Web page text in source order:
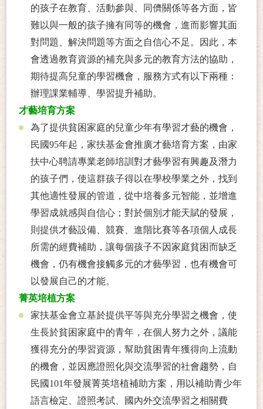
的孩子在教育、活動參與、同儕關係等各方面，皆
難以與一般的孩子擁有同等的機會，進而影響其面
對問題、解決問題等方面之自信心不足。因此，本
會透過教育資源的補充與多元的教育方法的協助，
期待提高兒童的學習機會，服務方式有以下兩種：
辦理課業輔導、學習提升補助。
才藝培育方案
為了提供貧困家庭的兒童少年有學習才藝的機會，
民國95年起，家扶基金會推廣才藝培育方案，由家
扶中心聘請專業老師培訓對才藝學習有興趣及潛力
的孩子們，使這群孩子得以在學校學業之外，找到
其他適性發展的管道，從中培養多元智能，並增進
學習成就感與自信心；對於個別才能天賦的發展，
則提供才藝設備、競賽、進階比賽等各項個人成長
所需的經費補助，讓每個孩子不因家庭貧困而缺乏
機會，仍有機會接觸多元的才藝學習，也有機會可
以發展自己的才能。
菁英培植方案
家扶基金會立基於提供平等與充分學習之機會，使
生長於貧困家庭中的青年，在個人努力之外，議能
獲得充分的學習資源，幫助貧困青年獲得向上流動
的機會，並因應證照化與交流學習的社會趨勢，自
民國101年發展菁英培植補助方案，用以補助青少年
語言檢定、證照考試、國內外交流學習之相關費